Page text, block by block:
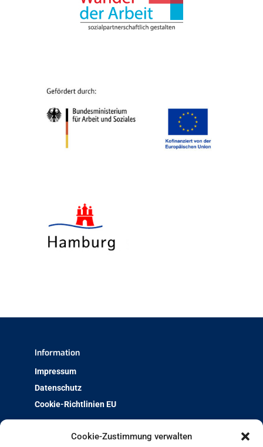
Cookie-Zustimmung verwalten
Information
Impressum
Datenschutz
Cookie-Richtlinien EU